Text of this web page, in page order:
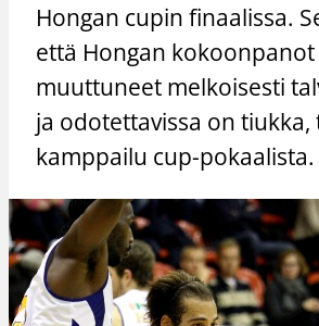
Hongan cupin finaalissa.
että Hongan
muuttuneet melkoisesti
ja odotettavissa on tiukka,
kamppailu cup-pokaalista.